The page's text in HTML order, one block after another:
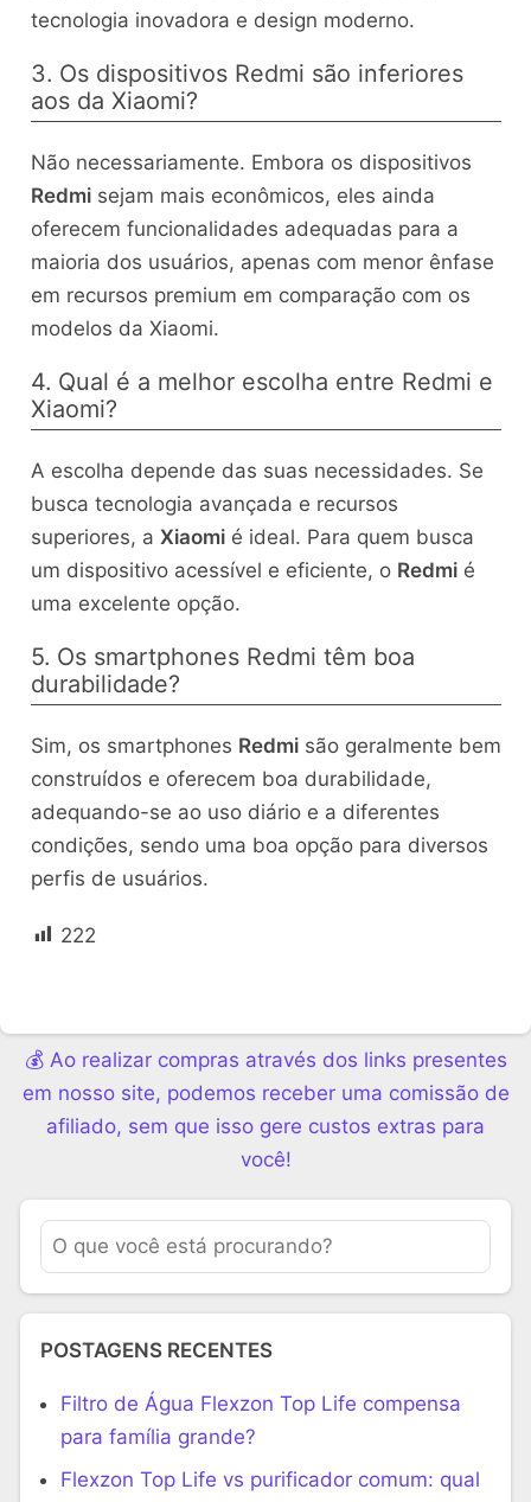
tecnologia inovadora e design moderno.
3. Os dispositivos Redmi são inferiores
aos da Xiaomi?
Não necessariamente. Embora os dispositivos
Redmisejam mais econômicos, eles ainda
oferecem funcionalidades adequadas para a
maioria dos usuários, apenas com menor ênfase
em recursos premium em comparação com os
modelos da Xiaomi.
4. Qual é a melhor escolha entre Redmi e
Xiaomi?
A escolha depende das suas necessidades. Se
busca tecnologia avançada e recursos
superiores, a Xiaomié ideal. Para quem busca
um dispositivo acessível e eficiente, o Redmié
uma excelente opção.
5. Os smartphones Redmi têm boa
durabilidade?
Sim, os smartphones Redmisão geralmente bem
construídos e oferecem boa durabilidade,
adequando-se ao uso diário e a diferentes
condições, sendo uma boa opção para diversos
perfis de usuários.
222
💰 Ao realizar compras através dos links presentes
em nosso site, podemos receber uma comissão de
afiliado, sem que isso gere custos extras para
você!
POSTAGENS RECENTES
Filtro de Água Flexzon Top Life compensa
para família grande?
Flexzon Top Life vs purificador comum: qual